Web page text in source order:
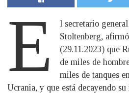
E
l secretario
Stoltenberg,
(29.11.2023) que
de miles de
miles de tanques
Ucrania, y que está decayendo